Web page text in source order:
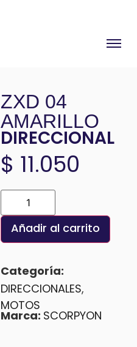
ZXD 04
AMARILLO
DIRECCIONAL
$ 11.050
Añadir al carrito
Categoría:
DIRECCIONALES,
MOTOS
Marca: SCORPYON